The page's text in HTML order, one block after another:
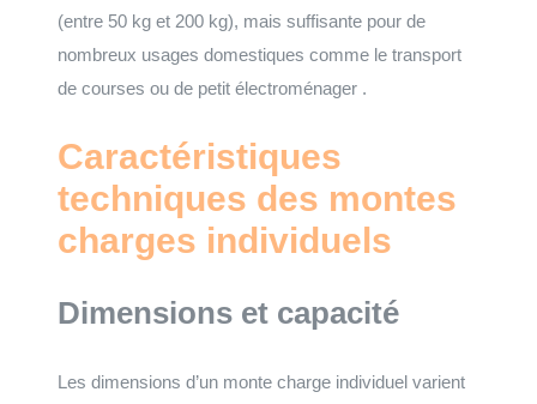
(entre 50 kg et 200 kg), mais suffisante pour de
nombreux usages domestiques comme le transport
de courses ou de petit électroménager .
Caractéristiques
techniques des montes
charges individuels
Dimensions et capacité
Les dimensions d’un monte charge individuel varient